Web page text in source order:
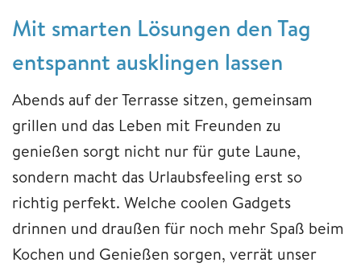
Mit smarten Lösungen den Tag
entspannt ausklingen lassen
Abends auf der Terrasse sitzen, gemeinsam
grillen und das Leben mit Freunden zu
genießen sorgt nicht nur für gute Laune,
sondern macht das Urlaubsfeeling erst so
richtig perfekt. Welche coolen Gadgets
drinnen und draußen für noch mehr Spaß beim
Kochen und Genießen sorgen, verrät unser